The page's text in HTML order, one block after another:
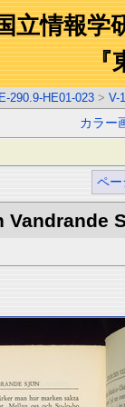
立情報学
『
E-290.9-HE01-023 > V-1
カラー
ペー
Vandrande